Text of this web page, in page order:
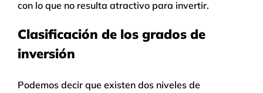
con lo que no resulta atractivo para invertir.
Clasificación de los grados de
inversión
Podemos decir que existen dos niveles de